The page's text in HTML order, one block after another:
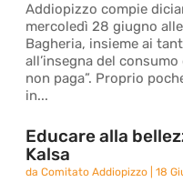
Addiopizzo compie
mercoledì 28 giugno
Bagheria, insieme ai
all’insegna del
non paga”. Proprio
in...
Educare alla
Kalsa
daComitato Addiopizzo |18